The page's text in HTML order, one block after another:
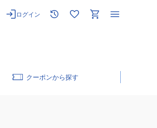
ログイン
クーポン